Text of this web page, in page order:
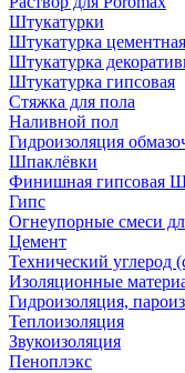
Штукатурки
Штукатурка цементная
Штукатурка
Штукатурка гипсовая
Стяжка для пола
Наливной пол
Гидроизоляция
Шпаклёвки
Финишная гипсовая
Гипс
Огнеупорные смеси
Цемент
Технический углерод
Изоляционные
Гидроизоляция,
Теплоизоляция
Звукоизоляция
Пеноплэкс